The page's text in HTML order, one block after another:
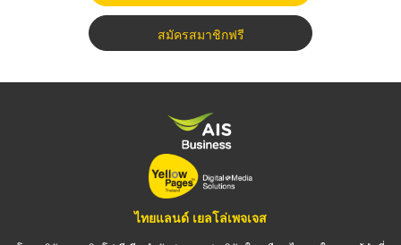
สมัครสมาชิกฟรี
ไทยแลนด์ เยลโล่เพจเจส